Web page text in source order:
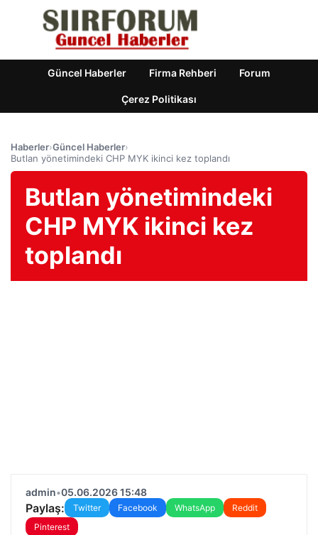
Güncel Haberler Firma Rehberi Forum
Çerez Politikası
Haberler›Güncel Haberler›
Butlan yönetimindeki CHP MYK ikinci kez toplandı
Butlan yönetimindeki
CHP MYK ikinci kez
toplandı
admin•05.06.2026 15:48
Paylaş: Twitter Facebook WhatsApp
Reddit
Pinterest